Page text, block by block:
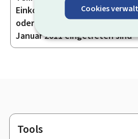
Cookies
Einkommensverlust infolge
oder einer Berufskrankheit, die
Januar 2011 eingetreten sind
Footer
Tools